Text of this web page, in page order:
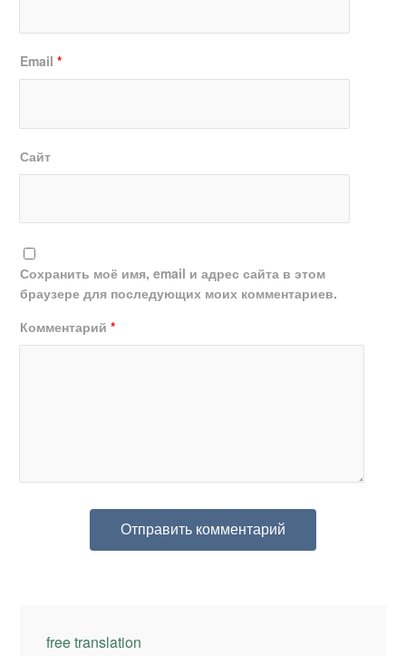
Email*
Сайт
Сохранить моё имя, email и адрес сайта в этом
браузере для последующих моих комментариев.
Комментарий*
free translation